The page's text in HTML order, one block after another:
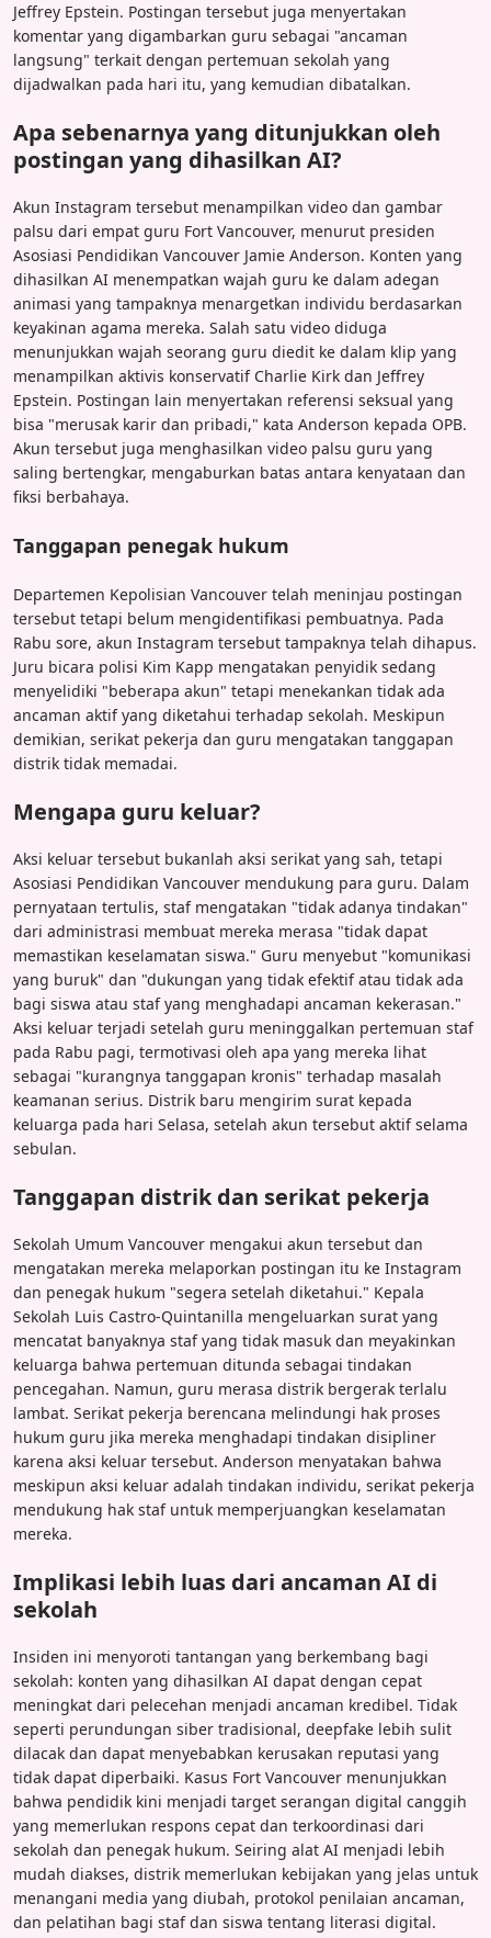
Jeffrey Epstein. Postingan tersebut juga menyertakan
komentar yang digambarkan guru sebagai "ancaman
langsung" terkait dengan pertemuan sekolah yang
dijadwalkan pada hari itu, yang kemudian dibatalkan.
Apa sebenarnya yang ditunjukkan oleh
postingan yang dihasilkan AI?
Akun Instagram tersebut menampilkan video dan gambar
palsu dari empat guru Fort Vancouver, menurut presiden
Asosiasi Pendidikan Vancouver Jamie Anderson. Konten yang
dihasilkan AI menempatkan wajah guru ke dalam adegan
animasi yang tampaknya menargetkan individu berdasarkan
keyakinan agama mereka. Salah satu video diduga
menunjukkan wajah seorang guru diedit ke dalam klip yang
menampilkan aktivis konservatif Charlie Kirk dan Jeffrey
Epstein. Postingan lain menyertakan referensi seksual yang
bisa "merusak karir dan pribadi," kata Anderson kepada OPB.
Akun tersebut juga menghasilkan video palsu guru yang
saling bertengkar, mengaburkan batas antara kenyataan dan
fiksi berbahaya.
Tanggapan penegak hukum
Departemen Kepolisian Vancouver telah meninjau postingan
tersebut tetapi belum mengidentifikasi pembuatnya. Pada
Rabu sore, akun Instagram tersebut tampaknya telah dihapus.
Juru bicara polisi Kim Kapp mengatakan penyidik sedang
menyelidiki "beberapa akun" tetapi menekankan tidak ada
ancaman aktif yang diketahui terhadap sekolah. Meskipun
demikian, serikat pekerja dan guru mengatakan tanggapan
distrik tidak memadai.
Mengapa guru keluar?
Aksi keluar tersebut bukanlah aksi serikat yang sah, tetapi
Asosiasi Pendidikan Vancouver mendukung para guru. Dalam
pernyataan tertulis, staf mengatakan "tidak adanya tindakan"
dari administrasi membuat mereka merasa "tidak dapat
memastikan keselamatan siswa." Guru menyebut "komunikasi
yang buruk" dan "dukungan yang tidak efektif atau tidak ada
bagi siswa atau staf yang menghadapi ancaman kekerasan."
Aksi keluar terjadi setelah guru meninggalkan pertemuan staf
pada Rabu pagi, termotivasi oleh apa yang mereka lihat
sebagai "kurangnya tanggapan kronis" terhadap masalah
keamanan serius. Distrik baru mengirim surat kepada
keluarga pada hari Selasa, setelah akun tersebut aktif selama
sebulan.
Tanggapan distrik dan serikat pekerja
Sekolah Umum Vancouver mengakui akun tersebut dan
mengatakan mereka melaporkan postingan itu ke Instagram
dan penegak hukum "segera setelah diketahui." Kepala
Sekolah Luis Castro-Quintanilla mengeluarkan surat yang
mencatat banyaknya staf yang tidak masuk dan meyakinkan
keluarga bahwa pertemuan ditunda sebagai tindakan
pencegahan. Namun, guru merasa distrik bergerak terlalu
lambat. Serikat pekerja berencana melindungi hak proses
hukum guru jika mereka menghadapi tindakan disipliner
karena aksi keluar tersebut. Anderson menyatakan bahwa
meskipun aksi keluar adalah tindakan individu, serikat pekerja
mendukung hak staf untuk memperjuangkan keselamatan
mereka.
Implikasi lebih luas dari ancaman AI di
sekolah
Insiden ini menyoroti tantangan yang berkembang bagi
sekolah: konten yang dihasilkan AI dapat dengan cepat
meningkat dari pelecehan menjadi ancaman kredibel. Tidak
seperti perundungan siber tradisional, deepfake lebih sulit
dilacak dan dapat menyebabkan kerusakan reputasi yang
tidak dapat diperbaiki. Kasus Fort Vancouver menunjukkan
bahwa pendidik kini menjadi target serangan digital canggih
yang memerlukan respons cepat dan terkoordinasi dari
sekolah dan penegak hukum. Seiring alat AI menjadi lebih
mudah diakses, distrik memerlukan kebijakan yang jelas untuk
menangani media yang diubah, protokol penilaian ancaman,
dan pelatihan bagi staf dan siswa tentang literasi digital.